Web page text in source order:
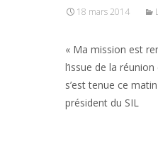
18 mars 2014
« Ma mission est
l’issue de la
s’est tenue ce
président du SIL